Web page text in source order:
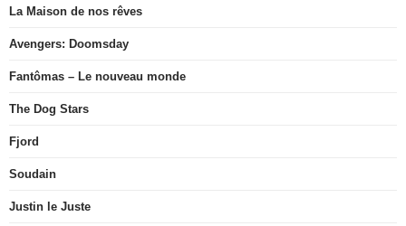
La Maison de nos rêves
Avengers: Doomsday
Fantômas – Le nouveau monde
The Dog Stars
Fjord
Soudain
Justin le Juste